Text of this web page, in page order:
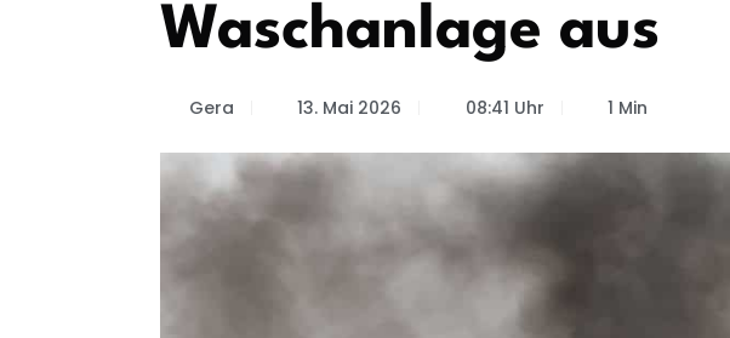
Waschanlage aus
Gera 13. Mai 2026 08:41 Uhr 1 Min